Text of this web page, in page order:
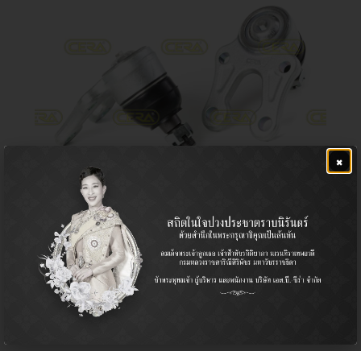
CB-2482S
1,600.00
×